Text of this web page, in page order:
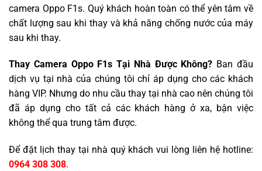
camera Oppo F1s. Quý khách hoàn toàn có thể yên tâm về
chất lượng sau khi thay và khả năng chống nước của máy
sau khi thay.
Thay Camera Oppo F1s Tại Nhà Được Không? Ban đầu
dịch vụ tại nhà của chúng tôi chỉ áp dụng cho các khách
hàng VIP. Nhưng do nhu cầu thay tại nhà cao nên chúng tôi
đã áp dụng cho tất cả các khách hàng ở xa, bận việc
không thể qua trung tâm được.
Để đặt lịch thay tại nhà quý khách vui lòng liên hệ hotline:
0964 308 308.